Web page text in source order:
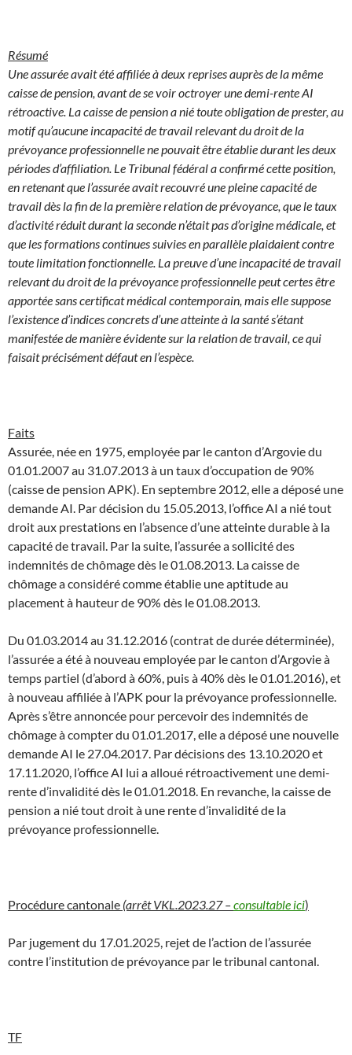
Résumé
Une assurée avait été affiliée à deux reprises auprès de la même
caisse de pension, avant de se voir octroyer une demi-rente AI
rétroactive. La caisse de pension a nié toute obligation de prester, au
motif qu’aucune incapacité de travail relevant du droit de la
prévoyance professionnelle ne pouvait être établie durant les deux
périodes d’affiliation. Le Tribunal fédéral a confirmé cette position,
en retenant que l’assurée avait recouvré une pleine capacité de
travail dès la fin de la première relation de prévoyance, que le taux
d’activité réduit durant la seconde n’était pas d’origine médicale, et
que les formations continues suivies en parallèle plaidaient contre
toute limitation fonctionnelle. La preuve d’une incapacité de travail
relevant du droit de la prévoyance professionnelle peut certes être
apportée sans certificat médical contemporain, mais elle suppose
l’existence d’indices concrets d’une atteinte à la santé s’étant
manifestée de manière évidente sur la relation de travail, ce qui
faisait précisément défaut en l’espèce.
Faits
Assurée, née en 1975, employée par le canton d’Argovie du
01.01.2007 au 31.07.2013 à un taux d’occupation de 90%
(caisse de pension APK). En septembre 2012, elle a déposé une
demande AI. Par décision du 15.05.2013, l’office AI a nié tout
droit aux prestations en l’absence d’une atteinte durable à la
capacité de travail. Par la suite, l’assurée a sollicité des
indemnités de chômage dès le 01.08.2013. La caisse de
chômage a considéré comme établie une aptitude au
placement à hauteur de 90% dès le 01.08.2013.
Du 01.03.2014 au 31.12.2016 (contrat de durée déterminée),
l’assurée a été à nouveau employée par le canton d’Argovie à
temps partiel (d’abord à 60%, puis à 40% dès le 01.01.2016), et
à nouveau affiliée à l’APK pour la prévoyance professionnelle.
Après s’être annoncée pour percevoir des indemnités de
chômage à compter du 01.01.2017, elle a déposé une nouvelle
demande AI le 27.04.2017. Par décisions des 13.10.2020 et
17.11.2020, l’office AI lui a alloué rétroactivement une demi-
rente d’invalidité dès le 01.01.2018. En revanche, la caisse de
pension a nié tout droit à une rente d’invalidité de la
prévoyance professionnelle.
Procédure cantonale (arrêt VKL.2023.27 –consultable ici)
Par jugement du 17.01.2025, rejet de l’action de l’assurée
contre l’institution de prévoyance par le tribunal cantonal.
TF